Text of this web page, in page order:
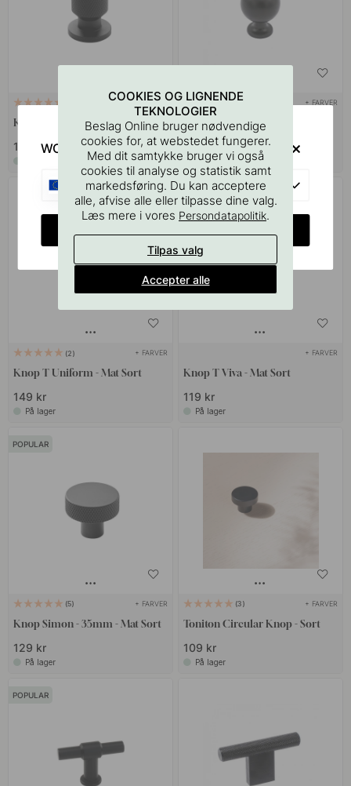
+ FARVER
Knop Manor Rund - Mat Sort
139 kr
2 + FARVER
Knop Lily - Sort
55 kr
På lager
2 + FARVER
Knop T Uniform - Mat Sort
149 kr
På lager
+ FARVER
Knop T Viva - Mat Sort
119 kr
På lager
POPULAR
5 + FARVER
Knop Simon - 35mm - Mat Sort
129 kr
På lager
3 + FARVER
Toniton Circular Knop - Sort
109 kr
På lager
POPULAR
COOKIES OG LIGNENDE
TEKNOLOGIER
Beslag Online bruger nødvendige
cookies for, at webstedet fungerer.
Med dit samtykke bruger vi også
cookies til analyse og statistik samt
markedsføring. Du kan acceptere
alle, afvise alle eller tilpasse dine valg.
Læs mere i vores Persondatapolitik.
Tilpas valg
Accepter alle
WOULD YOU RATHER VISIT?
EU